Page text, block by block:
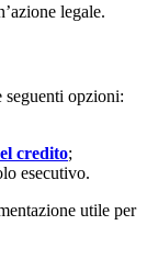
legale.
opzioni:
credito;
esecutivo.
utile per